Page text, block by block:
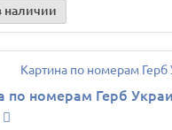
наличии
по номерам Герб